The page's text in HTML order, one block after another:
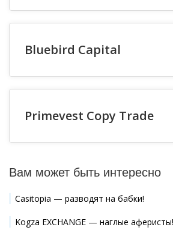
Bluebird Capital
Primevest Copy Trade
Вам может быть интересно
Casitopia — разводят на бабки!
Kogza EXCHANGE — наглые аферисты!